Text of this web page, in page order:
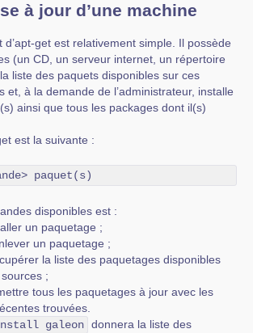
à jour d’une machine
d’apt-get est relativement simple. Il possède
(un CD, un serveur internet, un répertoire
liste des paquets disponibles sur ces
et, à la demande de l’administrateur, installe
ainsi que tous les packages dont il(s)
est la suivante :
paquet(s)
disponibles est :
un paquetage ;
un paquetage ;
la liste des paquetages disponibles
;
tous les paquetages à jour avec les
trouvées.
galeon donnera la liste des